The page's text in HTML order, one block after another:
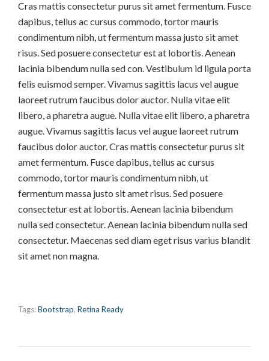
Cras mattis consectetur purus sit amet fermentum. Fusce
dapibus, tellus ac cursus commodo, tortor mauris
condimentum nibh, ut fermentum massa justo sit amet
risus. Sed posuere consectetur est at lobortis. Aenean
lacinia bibendum nulla sed con. Vestibulum id ligula porta
felis euismod semper. Vivamus sagittis lacus vel augue
laoreet rutrum faucibus dolor auctor. Nulla vitae elit
libero, a pharetra augue. Nulla vitae elit libero, a pharetra
augue. Vivamus sagittis lacus vel augue laoreet rutrum
faucibus dolor auctor. Cras mattis consectetur purus sit
amet fermentum. Fusce dapibus, tellus ac cursus
commodo, tortor mauris condimentum nibh, ut
fermentum massa justo sit amet risus. Sed posuere
consectetur est at lobortis. Aenean lacinia bibendum
nulla sed consectetur. Aenean lacinia bibendum nulla sed
consectetur. Maecenas sed diam eget risus varius blandit
sit amet non magna.
Tags:Bootstrap, Retina Ready